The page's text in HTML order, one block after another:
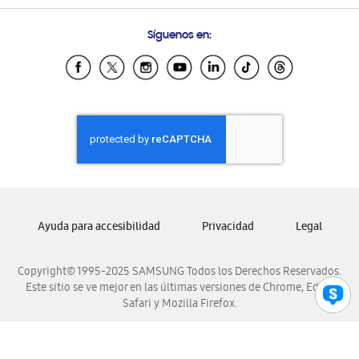
Samsung Ecuador
Samsung El Salvador
Samsung Honduras
Samsung Nicaragua
Samsung Panamá
Samsung Venezuela
Síguenos en:
Copyright© 1995-2025 SAMSUNG Todos los Derechos Reservados.
Este sitio se ve mejor en las últimas versiones de Chrome, Edge,
Safari y Mozilla Firefox.
Ayuda para accesibilidad Privacidad Legal